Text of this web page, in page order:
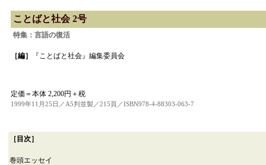
ことばと社会 2号
特集：言語の復活
［編］ 『ことばと社会』編集委員会
定価＝本体 2,200円＋税
1999年11月25日／A5判並製／215頁／ISBN978-4-88303-063-7
［目次］
巻頭エッセイ